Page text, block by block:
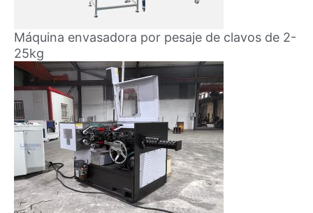
Máquina envasadora por pesaje de clavos de 2-
25kg